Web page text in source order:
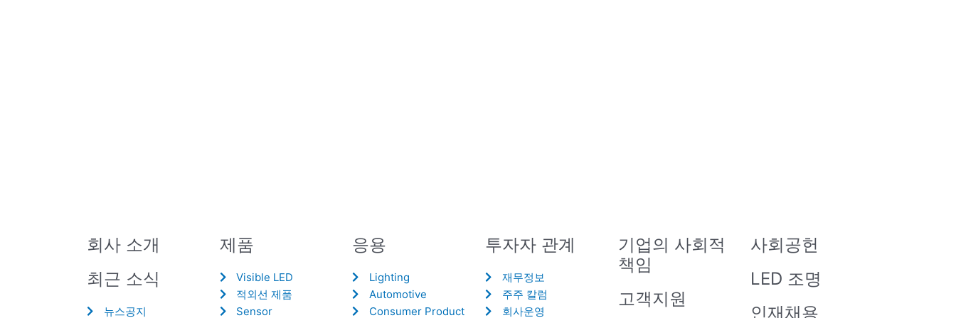
회사 소개
최근 소식
뉴스공지
제품
Visible LED
적외선 제품
Sensor
응용
Lighting
Automotive
Consumer Product
투자자 관계
재무정보
주주 칼럼
회사운영
기업의 사회적
책임
고객지원
사회공헌
LED 조명
인재채용